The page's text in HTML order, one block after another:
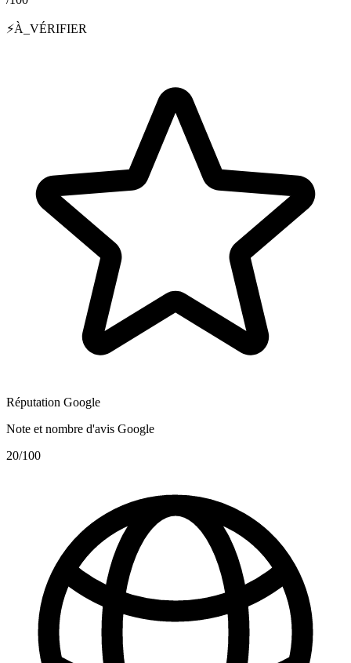
⚡À_VÉRIFIER
Réputation Google
Note et nombre d'avis Google
20/100